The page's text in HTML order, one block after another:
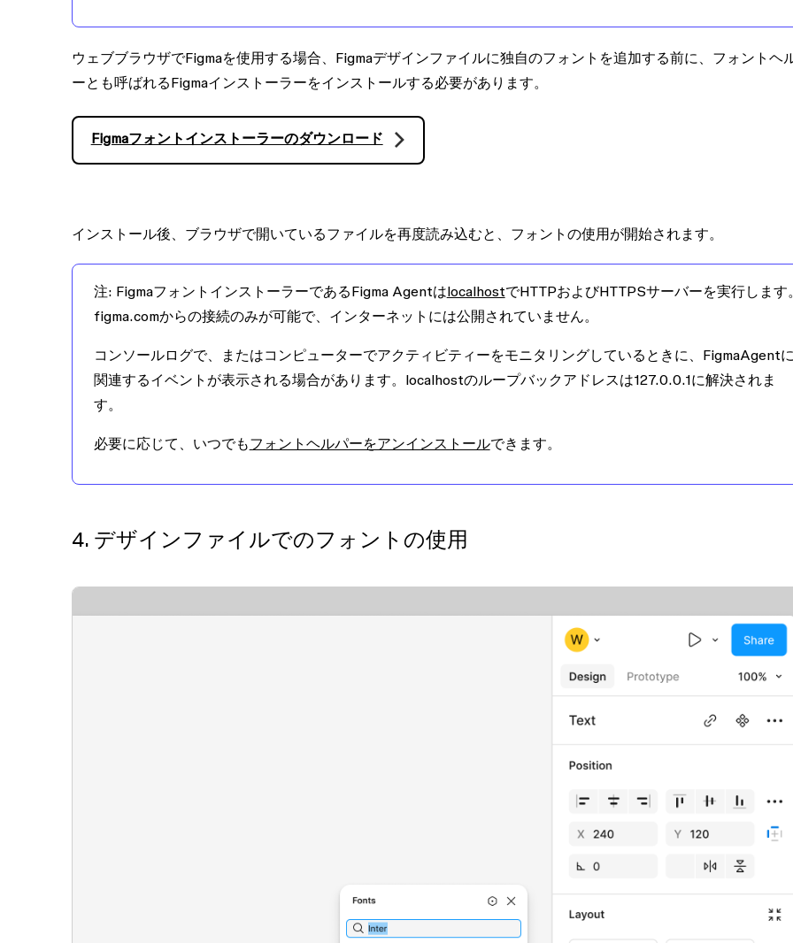
ウェブブラウザでFigmaを使用する場合、Figmaデザインファイルに独自のフォントを追加する前に、フォントヘ
ーとも呼ばれるFigmaインストーラーをインストールする必要があります。
Figmaフォントインストーラーのダウンロード
インストール後、ブラウザで開いているファイルを再度読み込むと、フォントの使用が開始されます。
注: FigmaフォントインストーラーであるFigma AgentはlocalhostでHTTPおよびHTTPSサーバーを実行します
figma.comからの接続のみが可能で、インターネットには公開されていません。
コンソールログで、またはコンピューターでアクティビティーをモニタリングしているときに、FigmaAgent
関連するイベントが表示される場合があります。localhostのループバックアドレスは127.0.0.1に解決されま
す。
必要に応じて、いつでもフォントヘルパーをアンインストールできます。
4. デザインファイルでのフォントの使用